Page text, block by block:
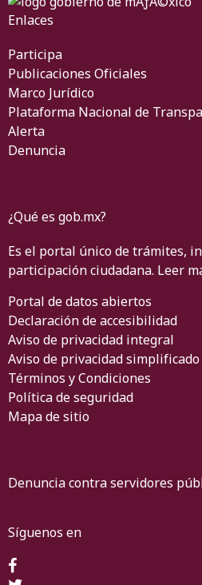
Enlaces
Participa
Publicaciones Oficiales
Marco Jurídico
Plataforma Nacional de
Alerta
Denuncia
¿Qué es gob.mx?
Es el portal único de trámites,
participación ciudadana. Leer
Portal de datos abiertos
Declaración de accesibilidad
Aviso de privacidad integral
Aviso de privacidad simplificado
Términos y Condiciones
Política de seguridad
Mapa de sitio
Denuncia contra servidores
Síguenos en